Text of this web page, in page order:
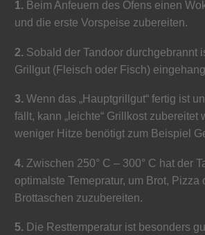
1. Beim Anfeuern des Ofens einen
und die erste Vorspeise zubereiten.
2. Sobald der Tandoor durchgebrannt
Grillgut (Fleisch oder Fisch)
3. Wenn das „Hauptgrillgut“ fertig ist
fällt, kann „leichte“ Grillkost zubereitet
weniger Hitze benötigt zum Beispiel
4. Zwischen 250° C – 300° C hat der
optimalste Temepratur, um Brot, Pizza
Brottaschen zuzubereiten.
5. Die Resttemperatur ist besonders